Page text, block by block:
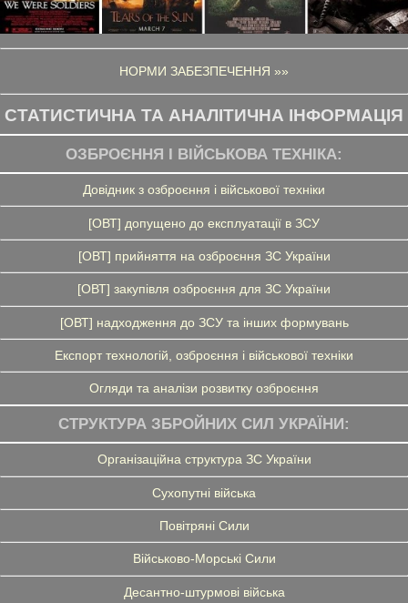
НОРМИ ЗАБЕЗПЕЧЕННЯ »»
СТАТИСТИЧНА ТА АНАЛІТИЧНА ІНФОРМАЦІЯ
ОЗБРОЄННЯ І ВІЙСЬКОВА ТЕХНІКА:
Довідник з озброєння і військової техніки
[ОВТ] допущено до експлуатації в ЗСУ
[ОВТ] прийняття на озброєння ЗС України
[ОВТ] закупівля озброєння для ЗС України
[ОВТ] надходження до ЗСУ та інших формувань
Експорт технологій, озброєння і військової техніки
Огляди та аналізи розвитку озброєння
СТРУКТУРА ЗБРОЙНИХ СИЛ УКРАЇНИ:
Організаційна структура ЗС України
Сухопутні війська
Повітряні Сили
Військово-Морські Сили
Десантно-штурмові війська